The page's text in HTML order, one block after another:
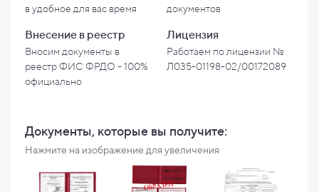
вудобное для вас время
документов
Внесение в реестр
Вносим документы в
реестр ФИС ФРДО - 100%
официально
Лицензия
Работаем по лицензии №
Л035-01198-02/00172089
Документы, которые вы получите:
Нажмите на изображение для увеличения